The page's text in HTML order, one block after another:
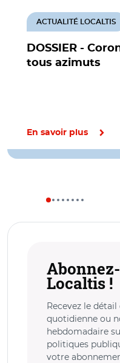
DOSSIER -
tous azimuts
ACTUALITÉ LOCALTIS
En savoir plus
Localtis !
Recevez le
quotidienne ou
hebdomadaire
politiques
votre